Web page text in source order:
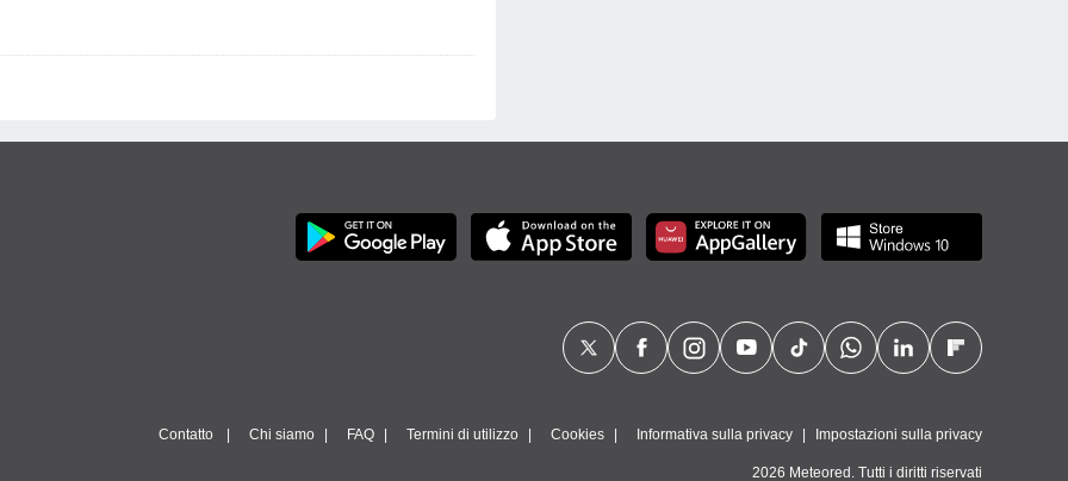
Contatto Chi siamo FAQ Termini di utilizzo Cookies Informativa sulla privacy Impostazioni sulla privacy
2026 Meteored. Tutti i diritti riservati